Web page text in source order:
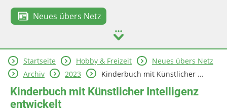
Neues übers Netz
Spiel & Spaß
Mitreden & Mitmachen
Startseite Hobby & Freizeit
Neues übers Netz
Archiv
2023 Kinderbuch mit Künstlicher ...
Kinderbuch mit Künstlicher Intelligenz
entwickelt